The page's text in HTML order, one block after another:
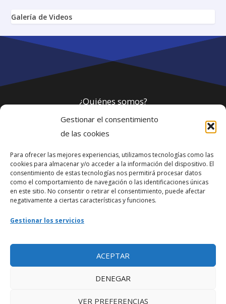
Gestionar el consentimiento
de las cookies
Para ofrecer las mejores experiencias, utilizamos tecnologías como las
cookies para almacenar y/o acceder a la información del dispositivo. El
consentimiento de estas tecnologías nos permitirá procesar datos
como el comportamiento de navegación o las identificaciones únicas
en este sitio. No consentir o retirar el consentimiento, puede afectar
negativamente a ciertas características y funciones.
Gestionar los servicios
ACEPTAR
DENEGAR
VER PREFERENCIAS
Galería de Videos
¿Quiénes somos?
Política de privacidad
Webmaster
soporte@fotosdlahabana.com
Nuestro e-mail:
Ir al grupo de Facebook